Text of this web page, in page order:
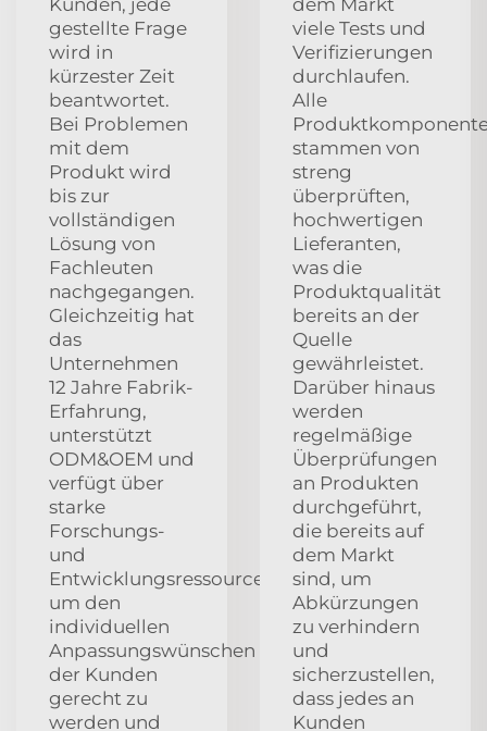
gestellte Frage
wird in
kürzester Zeit
beantwortet.
Bei Problemen
mit dem
Produkt wird
bis zur
vollständigen
Lösung von
Fachleuten
nachgegangen.
Gleichzeitig hat
das
Unternehmen
12 Jahre Fabrik-
Erfahrung,
unterstützt
ODM&OEM und
verfügt über
starke
Forschungs-
und
Entwicklungsressourcen,
um den
individuellen
Anpassungswünschen
der Kunden
gerecht zu
werden und
viele Tests und
Verifizierungen
durchlaufen.
Alle
stammen von
streng
überprüften,
hochwertigen
Lieferanten,
was die
Produktqualität
bereits an der
Quelle
gewährleistet.
Darüber hinaus
werden
regelmäßige
Überprüfungen
an Produkten
durchgeführt,
die bereits auf
dem Markt
sind, um
Abkürzungen
zu verhindern
und
sicherzustellen,
dass jedes an
Kunden